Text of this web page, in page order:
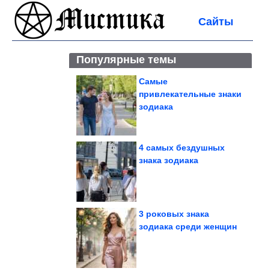
Сайты
Популярные темы
Самые
привлекательные знаки
зодиака
4 самых бездушных
знака зодиака
3 роковых знака
зодиака среди женщин